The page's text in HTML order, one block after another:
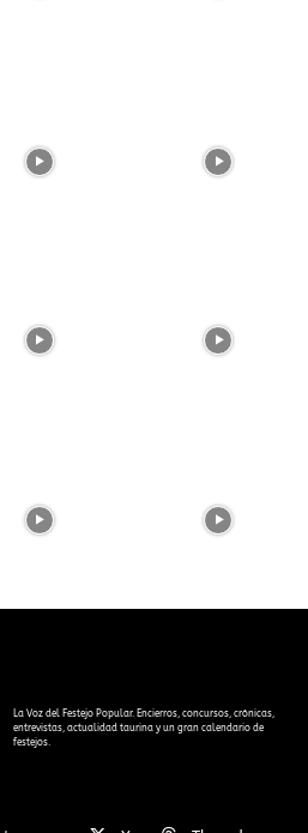
La Voz del Festejo Popular. Encierros, concursos, crónicas,
entrevistas, actualidad taurina y un gran calendario de
festejos.